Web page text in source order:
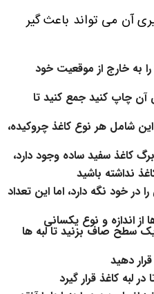
آن می تواند باعث گیر
به خارج از موقعیت خود
چاپ کنید جمع کنید تا
شامل هر نوع کاغذ چروکیده،
خود نگه دارد، اما این تعداد
اندازه و نوع یکسانی
سطح صاف بزنید تا لبه ها
دهید
لبه کاغذ قرار گیرد